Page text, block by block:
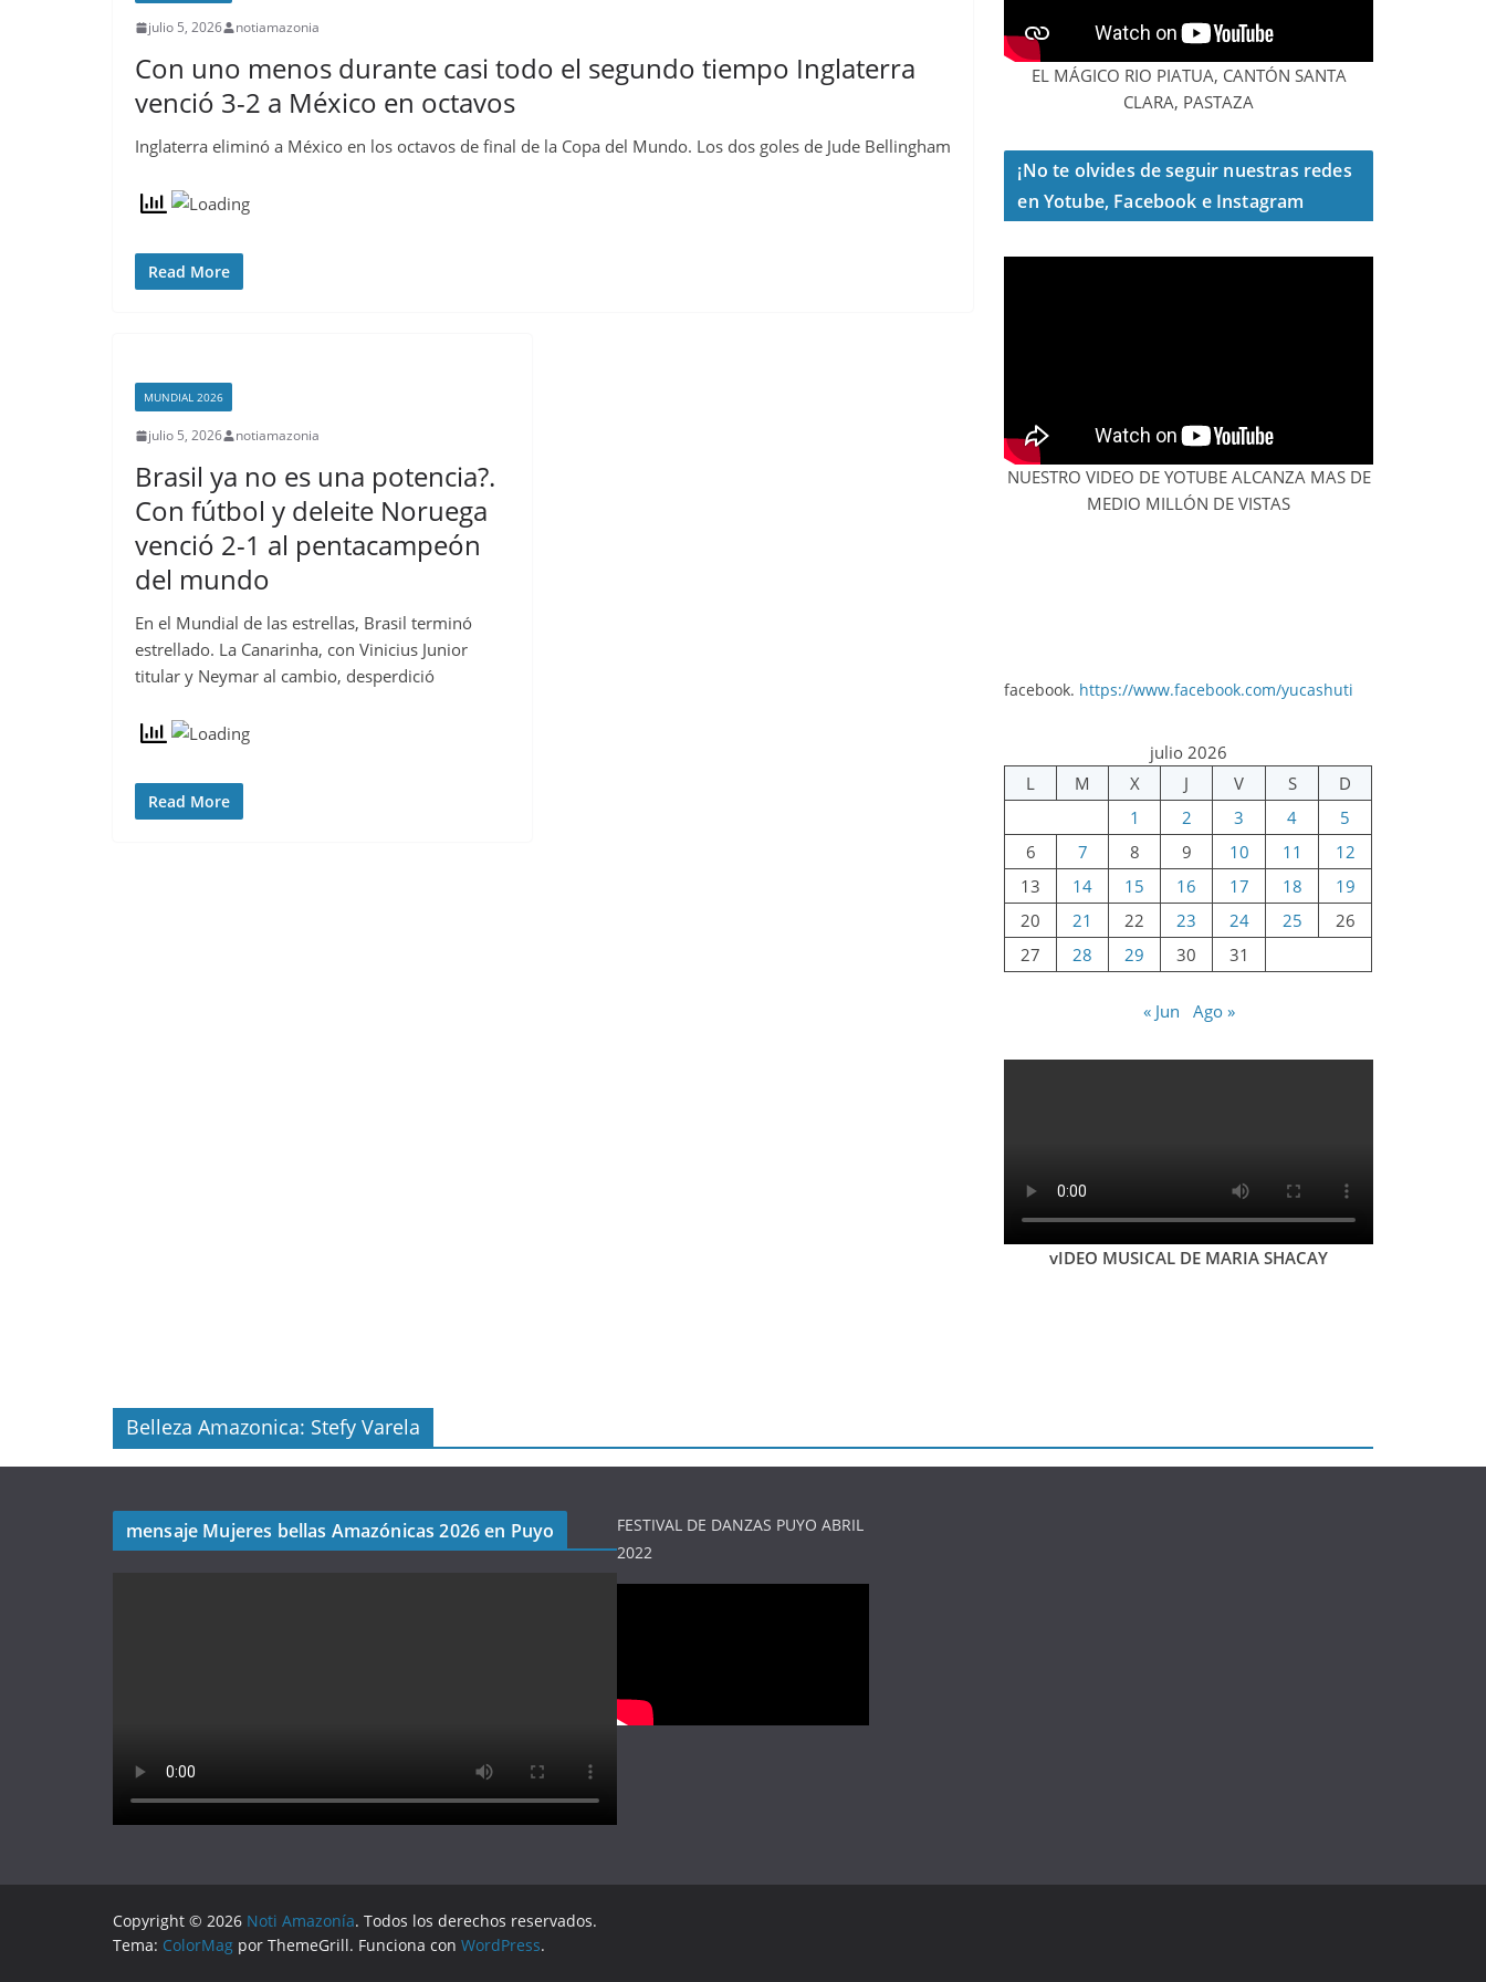
julio 5, 2026 notiamazonia
Con uno menos durante casi todo el segundo tiempo Inglaterra
venció 3-2 a México en octavos
Inglaterra eliminó a México en los octavos de final de la Copa del Mundo. Los dos goles de Jude Bellingham
Read More
MUNDIAL 2026
julio 5, 2026 notiamazonia
Brasil ya no es una potencia?.
Con fútbol y deleite Noruega
venció 2-1 al pentacampeón
del mundo
En el Mundial de las estrellas, Brasil terminó
estrellado. La Canarinha, con Vinicius Junior
titular y Neymar al cambio, desperdició
Read More
EL MÁGICO RIO PIATUA, CANTÓN SANTA
CLARA, PASTAZA
¡No te olvides de seguir nuestras redes
en Yotube, Facebook e Instagram
NUESTRO VIDEO DE YOTUBE ALCANZA MAS DE
MEDIO MILLÓN DE VISTAS
facebook. https://www.facebook.com/yucashuti
julio 2026
L
M X J V S
D
1
2 3 4
5
6
7 8 9 10 11
12
13
14 15 16 17 18
19
20
21 22 23 24 25
26
27
28 29 30 31
« Jun Ago »
vIDEO MUSICAL DE MARIA SHACAY
Belleza Amazonica: Stefy Varela
mensaje Mujeres bellas Amazónicas 2026 en Puyo
FESTIVAL DE DANZAS PUYO ABRIL
2022
Copyright © 2026 Noti Amazonía. Todos los derechos reservados.
Tema: ColorMag por ThemeGrill. Funciona con WordPress.